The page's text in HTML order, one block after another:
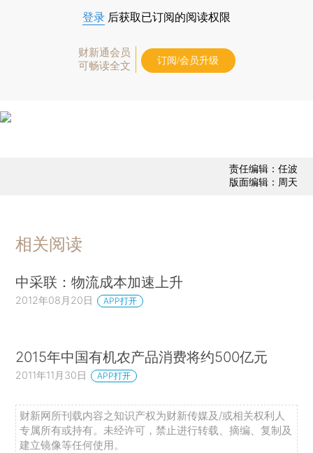
登录 后获取已订阅的阅读权限
财新通会员
可畅读全文
订阅/会员升级
责任编辑：任波
版面编辑：周天
相关阅读
中采联：物流成本加速上升
2012年08月20日 APP打开
2015年中国有机农产品消费将约500亿元
2011年11月30日 APP打开
财新网所刊载内容之知识产权为财新传媒及/或相关权利人
专属所有或持有。未经许可，禁止进行转载、摘编、复制及
建立镜像等任何使用。